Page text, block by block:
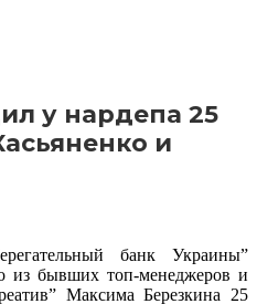
у нардепа 25
и
банк Украины”
из бывших топ-менеджеров и
Максима Березкина 25